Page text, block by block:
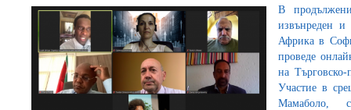
В
извънреден
Африка в
проведе
на
Участие в
Мамаболо,